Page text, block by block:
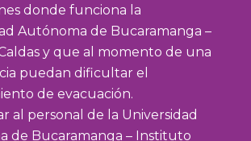
donde funciona la
Autónoma de Bucaramanga –
y que al momento de una
puedan dificultar el
de evacuación.
al personal de la Universidad
de Bucaramanga – Instituto